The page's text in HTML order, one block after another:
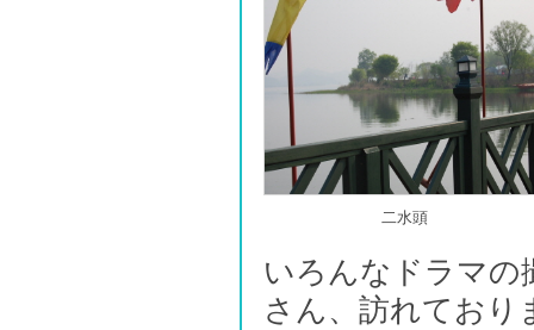
二水頭
いろんなドラマの
さん、訪れており